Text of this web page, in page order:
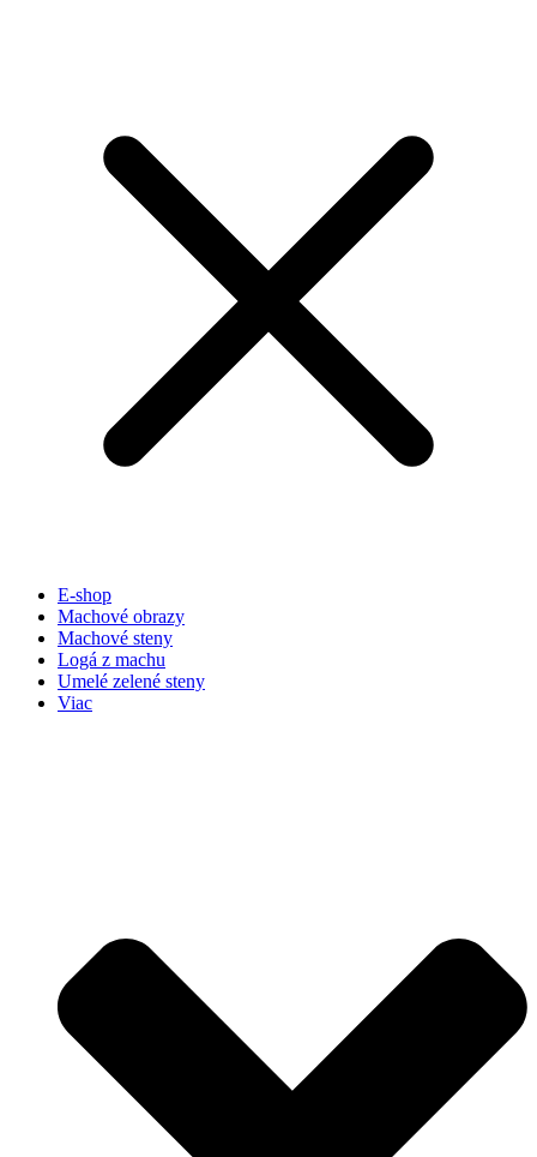
E-shop
Machové obrazy
Machové steny
Logá z machu
Umelé zelené steny
Viac